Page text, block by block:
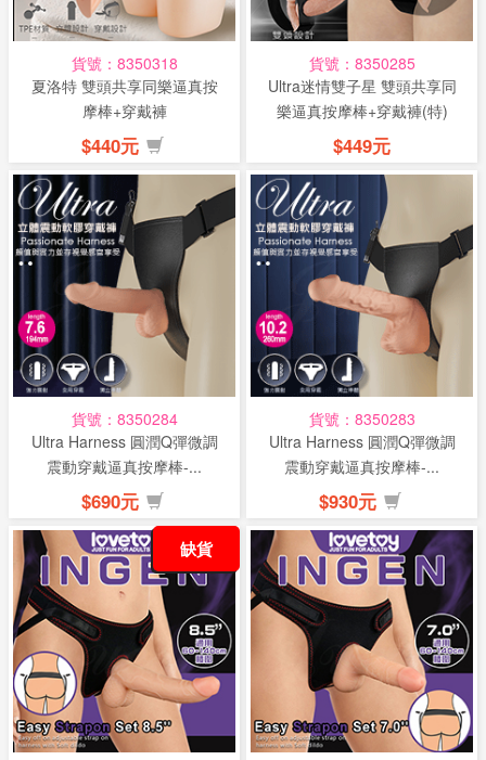
或
簡
發
說
明
貨號：8350318
夏洛特 雙頭共享同樂逼真按
摩棒+穿戴褲
$440元
貨號：8350285
Ultra迷情雙子星 雙頭共享同
樂逼真按摩棒+穿戴褲(特)
$449元
貨號：8350284
Ultra Harness 圓潤Q彈微調
震動穿戴逼真按摩棒-...
$690元
貨號：8350283
Ultra Harness 圓潤Q彈微調
震動穿戴逼真按摩棒-...
$930元
缺貨